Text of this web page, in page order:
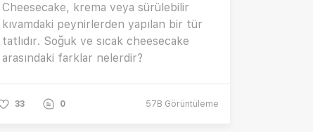
Cheesecake, krema veya sürülebilir
kıvamdaki peynirlerden yapılan bir tür
tatlıdır. Soğuk ve sıcak cheesecake
arasındaki farklar nelerdir?
33 0 57B Görüntüleme